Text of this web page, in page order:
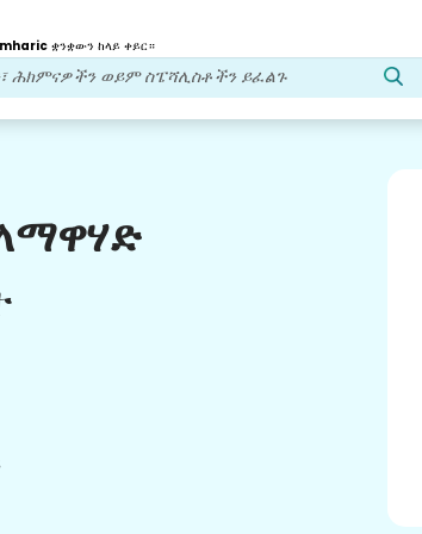
ቋንቋውን ከላይ ቀይር።